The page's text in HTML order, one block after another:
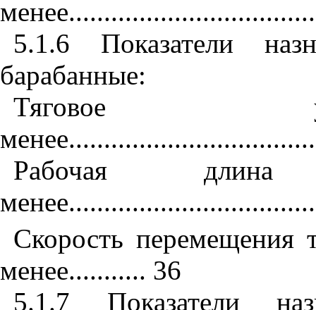
менее
5.1.6 Показатели
барабанные:
менее
Рабочая
менее
Скорость перемещения
менее........... 36
5.1.7 Показатели